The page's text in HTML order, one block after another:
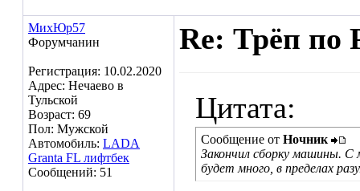
МихЮр57
Форумчанин
Регистрация: 10.02.2020
Адрес: Нечаево в
Тульской
Возраст: 69
Пол: Мужской
Автомобиль: LADA
Granta FL лифтбек
Сообщений: 51
Re: Трёп по
Цитата:
Сообщение от Ночник
Закончил сборку машины.
будет много, в пределах